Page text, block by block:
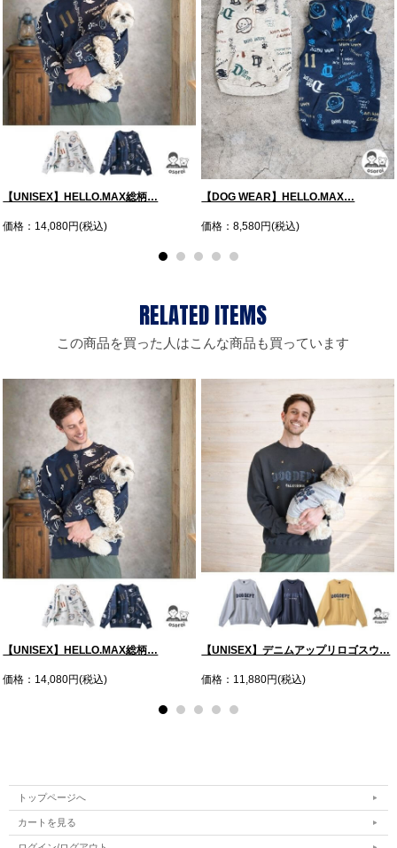
【UNISEX】HELLO.MAX総柄…
価格：14,080円(税込)
【DOG WEAR】HELLO.MAX…
価格：8,580円(税込)
この商品を買った人はこんな商品も買っています
【UNISEX】HELLO.MAX総柄…
価格：14,080円(税込)
【UNISEX】デニムアップリロゴスウ…
価格：11,880円(税込)
トップページへ
カートを見る